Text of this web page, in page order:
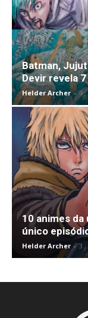
Batman,
Devir revela
Helder Archer - 4 ,
10 animes
único
Helder Archer - 3 ,